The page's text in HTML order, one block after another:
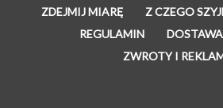
ZDEJMIJ MIARĘ Z CZEGO
REGULAMIN
ZWROTY I